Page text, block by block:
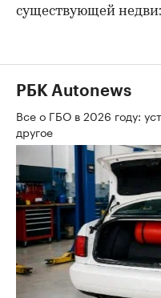
существующей
РБК Autonews
Все о ГБО в 2026 году:
другое